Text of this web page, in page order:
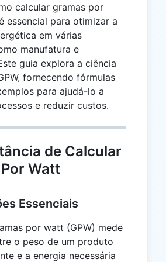
calcular gramas por
essencial para otimizar a
em várias
manufatura e
guia explora a ciência
fornecendo fórmulas
para ajudá-lo a
e reduzir custos.
de Calcular
Watt
Essenciais
por watt (GPW) mede
o peso de um produto
e a energia necessária